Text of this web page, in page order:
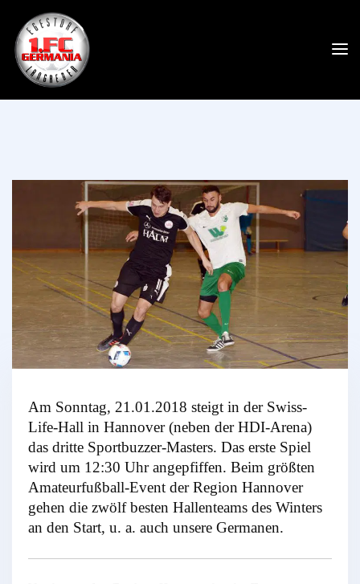
Am Sonntag, 21.01.2018 steigt in der Swiss-
Life-Hall in Hannover (neben der HDI-Arena)
das dritte Sportbuzzer-Masters. Das erste Spiel
wird um 12:30 Uhr angepfiffen. Beim größten
Amateurfußball-Event der Region Hannover
gehen die zwölf besten Hallenteams des Winters
an den Start, u. a. auch unsere Germanen.